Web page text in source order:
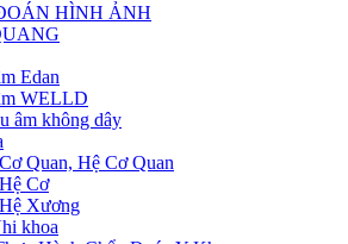
HÌNH ẢNH
Edan
WELLD
âm không dây
Quan, Hệ Cơ Quan
Cơ
Xương
khoa